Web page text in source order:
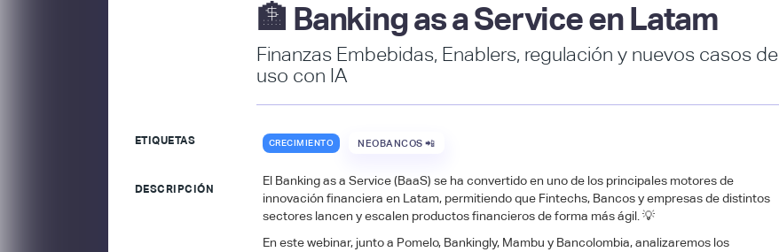
🏦 Banking as a Service en Latam
Finanzas Embebidas, Enablers, regulación y nuevos casos de
uso con IA
ETIQUETAS CRECIMIENTO NEOBANCOS 📲
DESCRIPCIÓN
El Banking as a Service (BaaS) se ha convertido en uno de los principales motores de
innovación financiera en Latam, permitiendo que Fintechs, Bancos y empresas de distintos
sectores lancen y escalen productos financieros de forma más ágil. 💡
En este webinar, junto a Pomelo, Bankingly, Mambu y Bancolombia, analizaremos los